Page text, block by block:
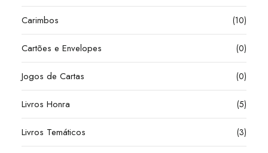
Carimbos (10)
Cartões e Envelopes (0)
Jogos de Cartas (0)
Livros Honra (5)
Livros Temáticos (3)